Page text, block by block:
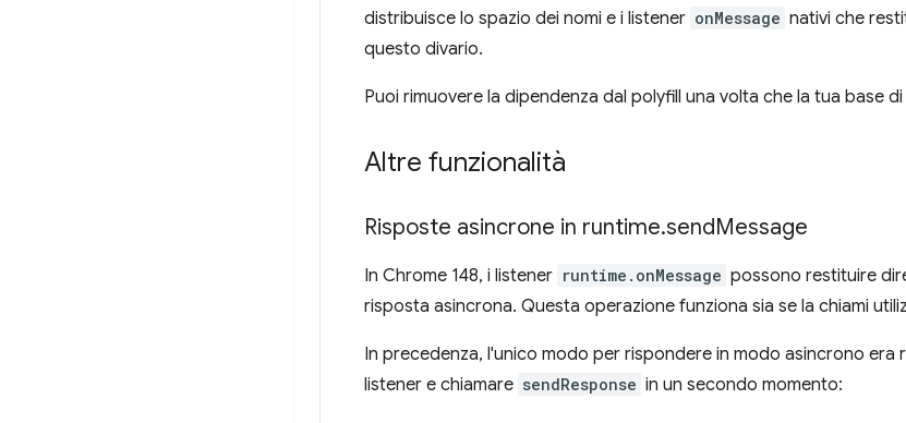
distribuisce lo spazio dei nomi e i listener onMessage nativi che
questo divario.
Puoi rimuovere la dipendenza dal polyfill una volta che la tua base
Altre funzionalità
Risposte asincrone in runtime.sendMessage
In Chrome 148, i listener runtime.onMessage possono restituire
risposta asincrona. Questa operazione funziona sia se la chiami
In precedenza, l'unico modo per rispondere in modo asincrono era
listener e chiamare sendResponse in un secondo momento: